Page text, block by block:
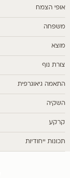
אופי הצמח
משפחה
מוצא
צורת נוף
התאמה גיאוגרפית
השקיה
קרקע
תכונות ייחודיות